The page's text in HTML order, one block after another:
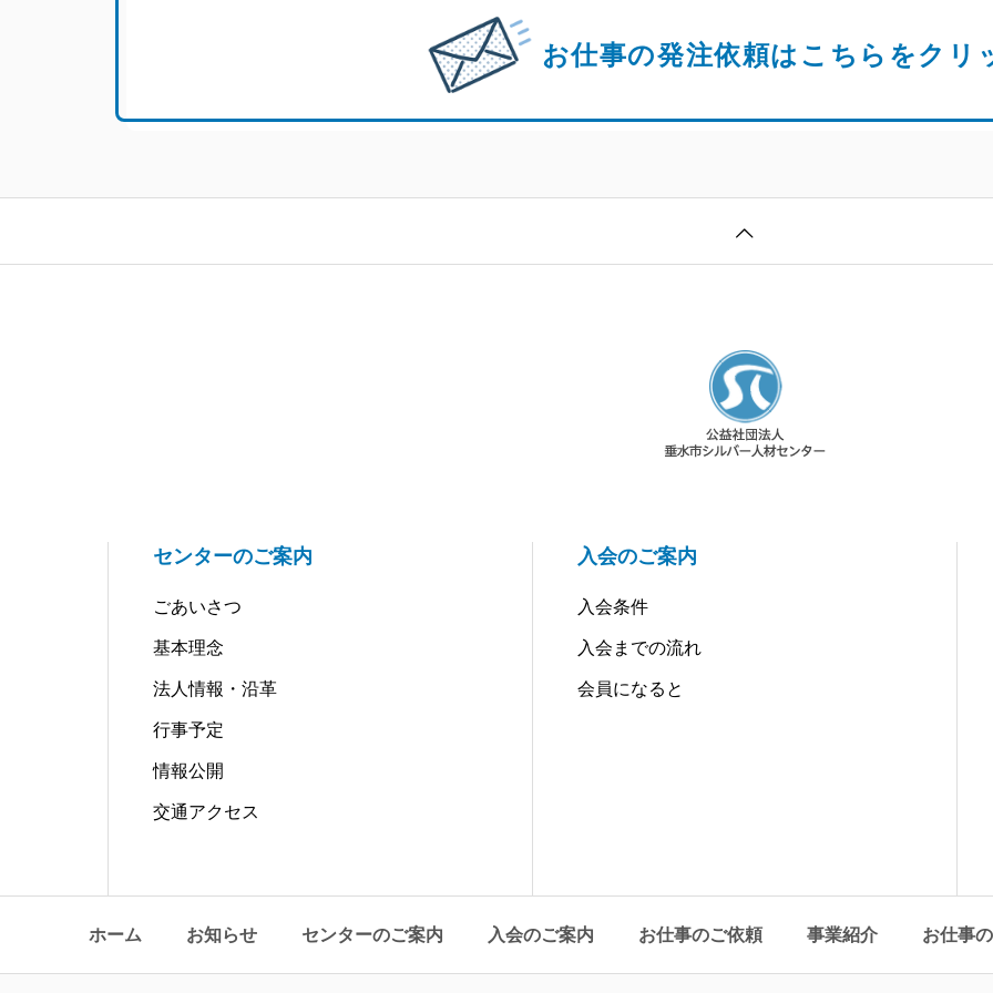
お仕事の発注依頼は こちらをクリ
センターのご案内
ごあいさつ
基本理念
法人情報・沿革
行事予定
情報公開
交通アクセス
入会のご案内
入会条件
入会までの流れ
会員になると
ホーム お知らせ センターのご案内 入会のご案内 お仕事のご依頼 事業紹介 お仕事